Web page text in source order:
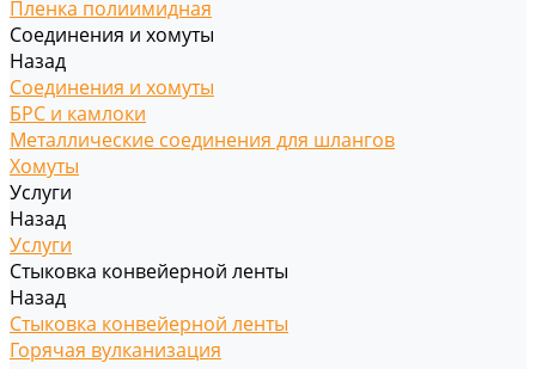
Пленка полиимидная
Соединения и хомуты
Назад
Соединения и хомуты
БРС и камлоки
Металлические соединения для шлангов
Хомуты
Услуги
Назад
Услуги
Стыковка конвейерной ленты
Назад
Стыковка конвейерной ленты
Горячая вулканизация